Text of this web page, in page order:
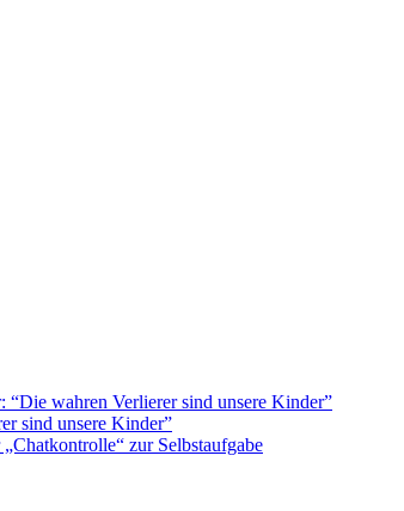
wahren Verlierer sind unsere Kinder”
sind unsere Kinder”
zur Selbstaufgabe